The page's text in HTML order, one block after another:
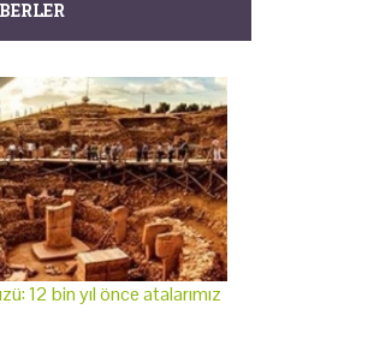
12 bin yıl önce atalarımız